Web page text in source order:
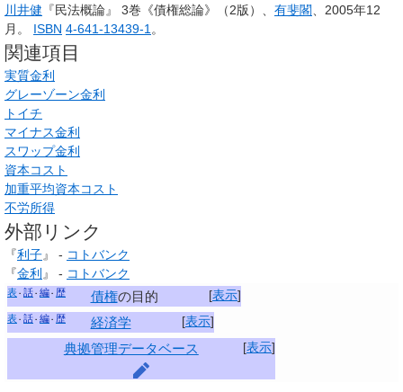
川井健 『民法概論』 3巻《債権総論》（2版）、 有斐閣、2005年12
月。 ISBN 4-641-13439-1。
関連項目
実質金利
グレーゾーン金利
トイチ
マイナス金利
スワップ金利
資本コスト
加重平均資本コスト
不労所得
外部リンク
『利子』 - コトバンク
『金利 』 - コトバンク
[表示]
表 話 編 歴 債権の目的
[表示]
表 話 編 歴 経済学
[表示]
典拠管理データベース